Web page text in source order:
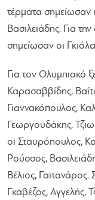
τέρματα σημείωσαν
Βασιλειάδης. Για
σημείωσαν οι
Για τον Ολυμπιακό
Καρασαββίδης,
Γιαννακόπουλος,
Γεωργουδάκης,
οι Σταυρόπουλος,
Ρούσσος,
Βέλιος, Γαϊτανάρος.
Γκαβέζος, Αγγελής,